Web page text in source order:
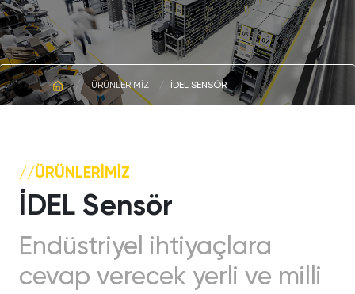
ÜRÜNLERİMİZ İDEL SENSÖR
//ÜRÜNLERİMİZ
İDEL Sensör
Endüstriyel ihtiyaçlara
cevap verecek yerli ve milli